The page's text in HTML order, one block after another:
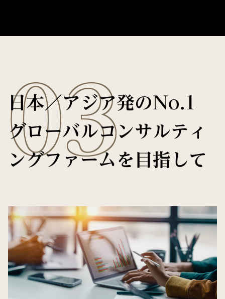
03
日本／アジア発のNo.1
グローバルコンサルティ
ングファームを目指して